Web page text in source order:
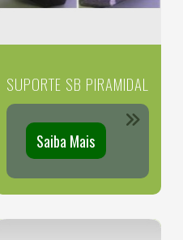
SUPORTE SB PIRAMIDAL
Saiba Mais